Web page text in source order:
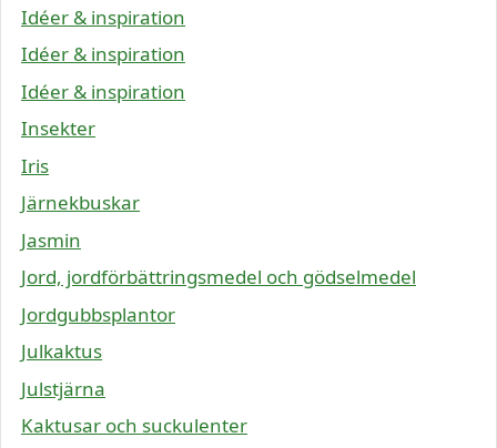
Idéer & inspiration
Idéer & inspiration
Idéer & inspiration
Insekter
Iris
Järnekbuskar
Jasmin
Jord, jordförbättringsmedel och gödselmedel
Jordgubbsplantor
Julkaktus
Julstjärna
Kaktusar och suckulenter